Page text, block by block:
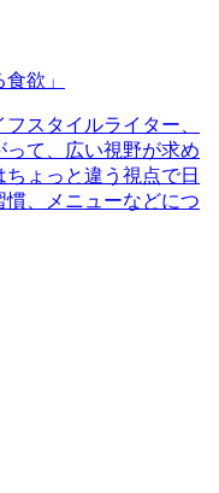
欲」
スタイルライター、
て、広い視野が求め
ょっと違う視点で日
、メニューなどにつ